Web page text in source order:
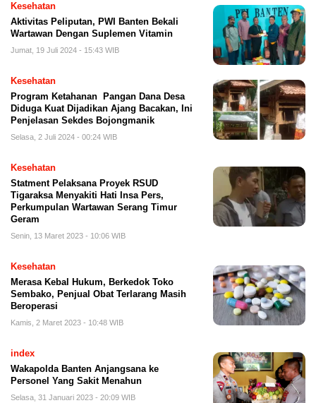
Kesehatan
Aktivitas Peliputan, PWI Banten Bekali
Wartawan Dengan Suplemen Vitamin
Jumat, 19 Juli 2024 - 15:43 WIB
Kesehatan
Program Ketahanan Pangan Dana Desa
Diduga Kuat Dijadikan Ajang Bacakan, Ini
Penjelasan Sekdes Bojongmanik
Selasa, 2 Juli 2024 - 00:24 WIB
Kesehatan
Statment Pelaksana Proyek RSUD
Tigaraksa Menyakiti Hati Insa Pers,
Perkumpulan Wartawan Serang Timur
Geram
Senin, 13 Maret 2023 - 10:06 WIB
Kesehatan
Merasa Kebal Hukum, Berkedok Toko
Sembako, Penjual Obat Terlarang Masih
Beroperasi
Kamis, 2 Maret 2023 - 10:48 WIB
index
Wakapolda Banten Anjangsana ke
Personel Yang Sakit Menahun
Selasa, 31 Januari 2023 - 20:09 WIB